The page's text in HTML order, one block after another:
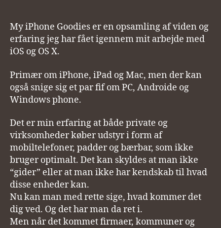
My iPhone Goodies er en opsamling af viden og
erfaring jeg har fået igennem mit arbejde med
iOS og OS X.
Primær om iPhone, iPad og Mac, men der kan
også snige sig et par fif om PC, Androide og
Windows phone.
Det er min erfaring at både private og
virksomheder køber udstyr i form af
mobiltelefoner, padder og bærbar, som ikke
bruger optimalt. Det kan skyldes at man ikke
“gider” eller at man ikke har kendskab til hvad
disse enheder kan.
Nu kan man med rette sige, hvad kommer det
dig ved. Og det har man da ret i.
Men når det kommet firmaer, kommuner og